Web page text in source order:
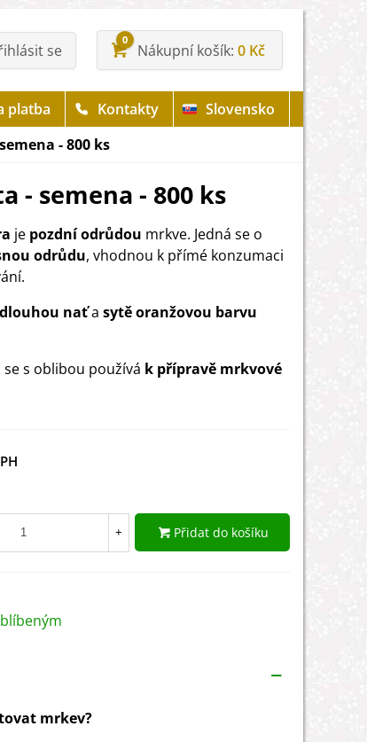
se
0
Nákupní košík 0 Kč
platba Kontakty
Slovensko
- 800 ks
- semena - 800 ks
je pozdní odrůdou mrkve. Jedná se o
odrůdu, vhodnou k přímé konzumaci
naťa sytě oranžovou barvu
s oblibou používá k přípravě mrkvové
+ Přidat do košíku
mrkev?